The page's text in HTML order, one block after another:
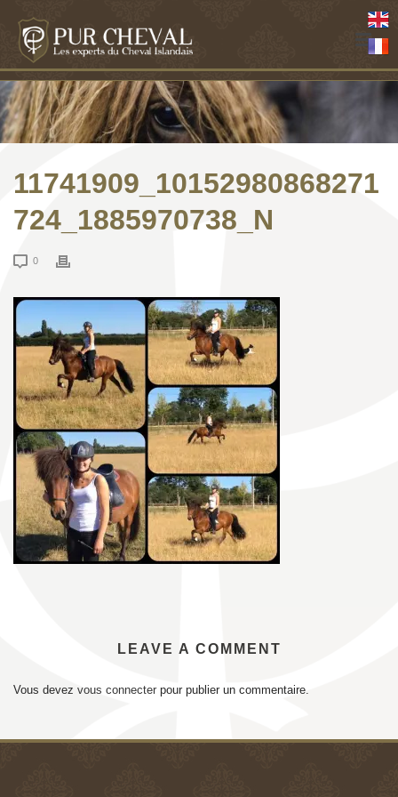
11741909_10152980868271
724_1885970738_N
0
LEAVE A COMMENT
Vous devez vous connecter pour publier un commentaire.